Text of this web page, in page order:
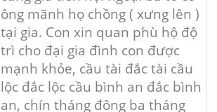
ông mãnh họ chồng ( xưng lên )
tại gia. Con xin quan phù hộ độ
trì cho đại gia đình con được
mạnh khỏe, cầu tài đắc tài cầu
lộc đắc lộc cầu bình an đắc bình
an, chín tháng đông ba tháng